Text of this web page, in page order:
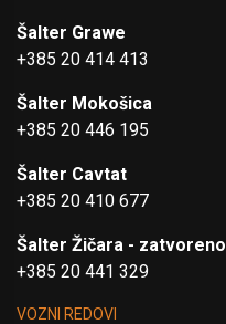
Šalter Grawe
+385 20 414 413
Šalter Mokošica
+385 20 446 195
Šalter Cavtat
+385 20 410 677
Šalter Žičara - zatvoreno
+385 20 441 329
VOZNI REDOVI